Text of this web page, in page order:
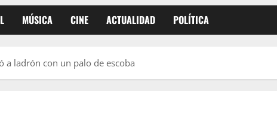
MÚSICA CINE ACTUALIDAD POLÍTICA
a ladrón con un palo de escoba